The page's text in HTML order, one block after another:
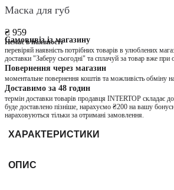
Маска для губ
₴ 959
Немає в наявності
Самовивіз із магазину
перевіряй наявність потрібних товарів в улюблених
доставки "Заберу сьогодні" та сплачуй за товар вже при
Повернення через магазин
моментальне повернення коштів та можливість обміну
Доставимо за 48 годин
термін доставки товарів продавця INTERTOP складає
буде доставлено пізніше, нарахуємо ₴200 на вашу
нараховуються тільки за отримані замовлення.
ХАРАКТЕРИСТИКИ
ОПИС